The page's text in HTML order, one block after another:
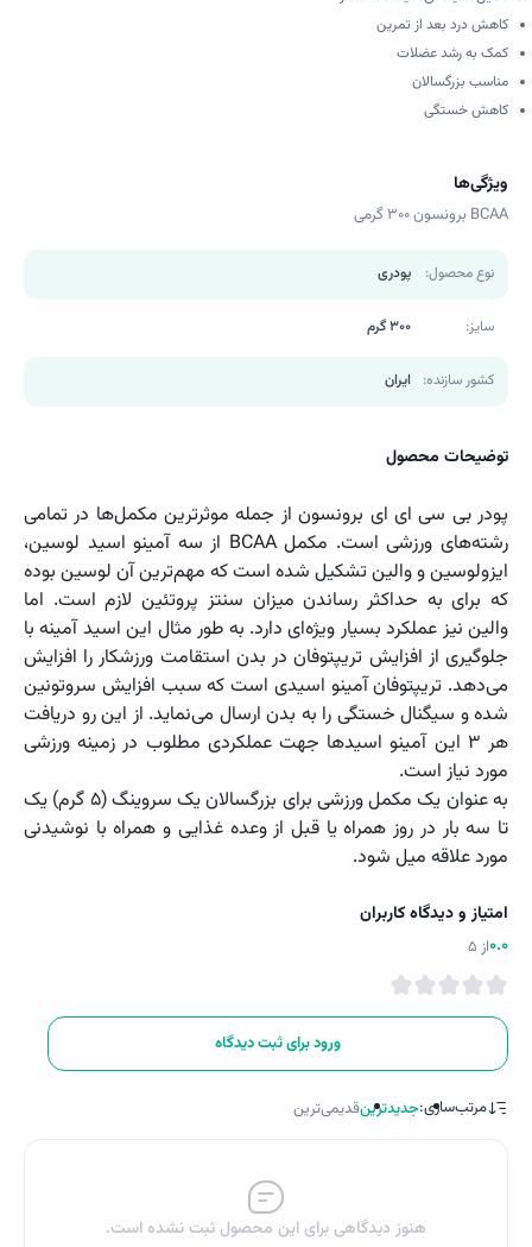
کاهش درد بعد از تمرین
کمک به رشد عضلات
مناسب بزرگسالان
کاهش خستگی
ویژگی‌ها
BCAA برونسون 300 گرمی
نوع محصول: پودری
سایز: 300 گرم
کشور سازنده: ایران
توضیحات محصول
پودر بی سی ای ای برونسون از جمله موثرترین مکمل‌ها در تمامی
رشته‌های ورزشی است. مکمل BCAA از سه آمینو اسید لوسین،
ایزولوسین و والین تشکیل شده است که مهم‌ترین آن لوسین بوده
که برای به حداکثر رساندن میزان سنتز پروتئین لازم است. اما
والین نیز عملکرد بسیار ویژه‌ای دارد. به طور مثال این اسید آمینه با
جلوگیری از افزایش تریپتوفان در بدن استقامت ورزشکار را افزایش
می‌دهد. تریپتوفان آمینو اسیدی است که سبب افزایش سروتونین
شده و سیگنال خستگی را به بدن ارسال می‌نماید. از این رو دریافت
هر ۳ این آمینو اسیدها جهت عملکردی مطلوب در زمینه ورزشی
مورد نیاز است.
به عنوان یک مکمل ورزشی برای بزرگسالان یک سروینگ (۵ گرم) یک
تا سه بار در روز همراه یا قبل از وعده غذایی و همراه با نوشیدنی
مورد علاقه میل شود.
امتیاز و دیدگاه کاربران
0.0از 5
ورود برای ثبت دیدگاه
مرتب‌سازی:جدیدترینقدیمی‌ترین
هنوز دیدگاهی برای این محصول ثبت نشده است.